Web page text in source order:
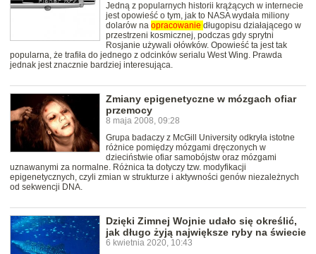
Jedną z popularnych historii krążących w internecie
jest opowieść o tym, jak to NASA wydała miliony
dolarów na opracowanie długopisu działającego w
przestrzeni kosmicznej, podczas gdy sprytni
Rosjanie używali ołówków. Opowieść ta jest tak
popularna, że trafiła do jednego z odcinków serialu West Wing. Prawda
jednak jest znacznie bardziej interesująca.
Zmiany epigenetyczne w mózgach ofiar
przemocy
8 maja 2008, 09:28
Grupa badaczy z McGill University odkryła istotne
różnice pomiędzy mózgami dręczonych w
dzieciństwie ofiar samobójstw oraz mózgami
uznawanymi za normalne. Różnica ta dotyczy tzw. modyfikacji
epigenetycznych, czyli zmian w strukturze i aktywności genów niezależnych
od sekwencji DNA.
Dzięki Zimnej Wojnie udało się określić,
jak długo żyją największe ryby na świecie
6 kwietnia 2020, 10:43